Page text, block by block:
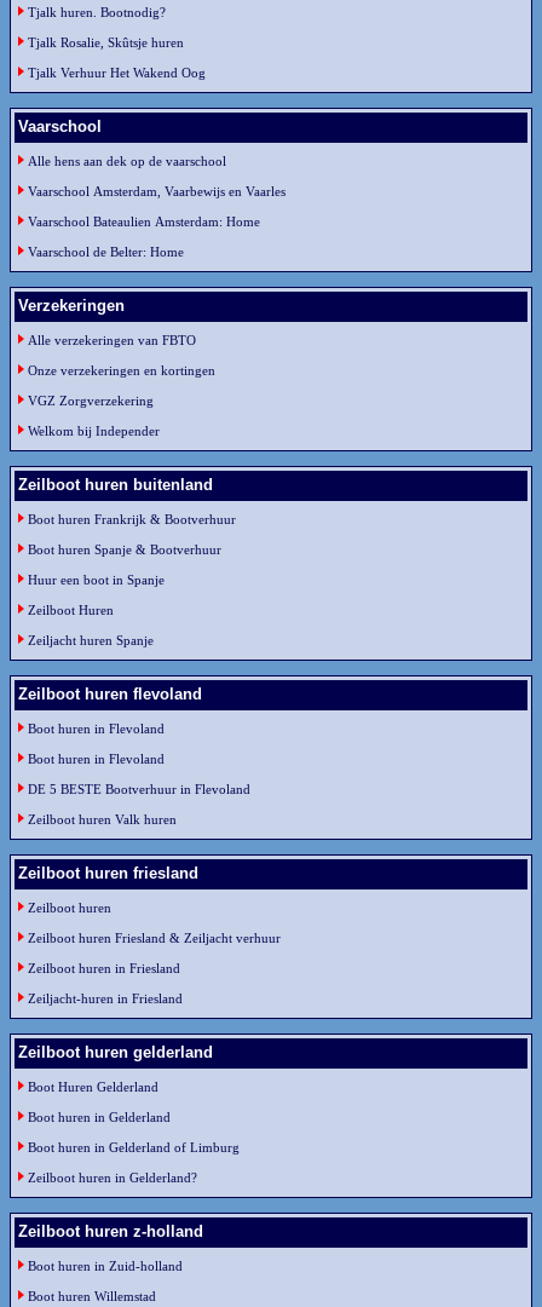
Tjalk huren. Bootnodig?
Tjalk Rosalie, Skûtsje huren
Tjalk Verhuur Het Wakend Oog
Vaarschool
Alle hens aan dek op de vaarschool
Vaarschool Amsterdam, Vaarbewijs en Vaarles
Vaarschool Bateaulien Amsterdam: Home
Vaarschool de Belter: Home
Verzekeringen
Alle verzekeringen van FBTO
Onze verzekeringen en kortingen
VGZ Zorgverzekering
Welkom bij Independer
Zeilboot huren buitenland
Boot huren Frankrijk & Bootverhuur
Boot huren Spanje & Bootverhuur
Huur een boot in Spanje
Zeilboot Huren
Zeiljacht huren Spanje
Zeilboot huren flevoland
Boot huren in Flevoland
Boot huren in Flevoland
DE 5 BESTE Bootverhuur in Flevoland
Zeilboot huren Valk huren
Zeilboot huren friesland
Zeilboot huren
Zeilboot huren Friesland & Zeiljacht verhuur
Zeilboot huren in Friesland
Zeiljacht-huren in Friesland
Zeilboot huren gelderland
Boot Huren Gelderland
Boot huren in Gelderland
Boot huren in Gelderland of Limburg
Zeilboot huren in Gelderland?
Zeilboot huren z-holland
Boot huren in Zuid-holland
Boot huren Willemstad